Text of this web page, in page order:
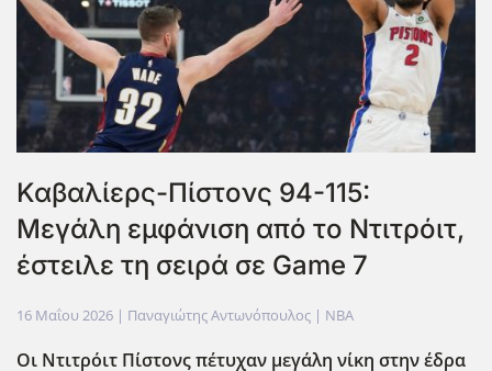
Καβαλίερς-Πίστονς 94-115:
Μεγάλη εμφάνιση από το Ντιτρόιτ,
έστειλε τη σειρά σε Game 7
16 Μαΐου 2026 | Παναγιώτης Αντωνόπουλος | NBA
Οι Ντιτρόιτ Πίστονς πέτυχαν μεγάλη νίκη στην έδρα